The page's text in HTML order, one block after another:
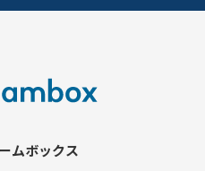
ムボックス